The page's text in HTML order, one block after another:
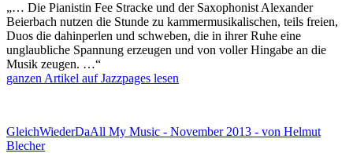
„… Die Pianistin Fee Stracke und der Saxophonist Alexander
Beierbach nutzen die Stunde zu kammermusikalischen, teils freien,
Duos die dahinperlen und schweben, die in ihrer Ruhe eine
unglaubliche Spannung erzeugen und von voller Hingabe an die
Musik zeugen. …“
ganzen Artikel auf Jazzpages lesen
GleichWiederDaAll My Music - November 2013 - von Helmut
Blecher